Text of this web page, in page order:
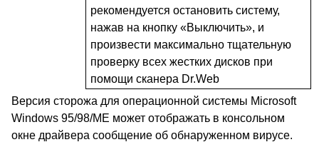
рекомендуется остановить систему,
нажав на кнопку «Выключить», и
произвести максимально тщательную
проверку всех жестких дисков при
помощи сканера Dr.Web
Версия сторожа для операционной системы Microsoft
Windows 95/98/ME может отображать в консольном
окне драйвера сообщение об обнаруженном вирусе.